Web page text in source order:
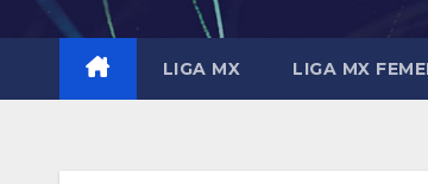
LIGA MX LIGA MX